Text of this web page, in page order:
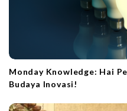
Monday Knowledge: Hai
Budaya Inovasi!